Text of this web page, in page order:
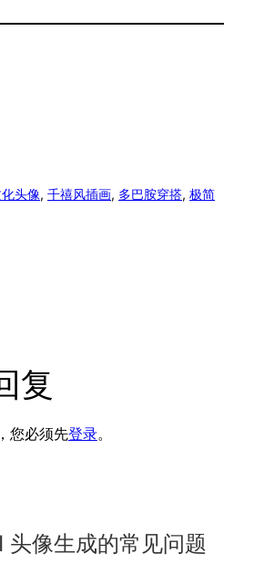
头像, 千禧风插画, 多巴胺穿搭, 极简
复
您必须先登录。
头像生成的常见问题